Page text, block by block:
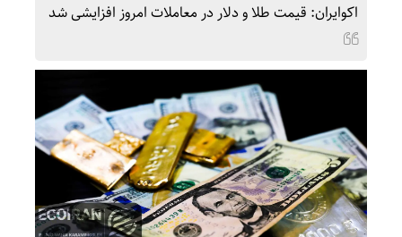
اکوایران: قیمت طلا و دلار در معاملات امروز افزایشی شد